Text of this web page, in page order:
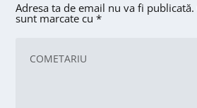
Adresa ta de email nu va fi publicată.
sunt marcate cu*